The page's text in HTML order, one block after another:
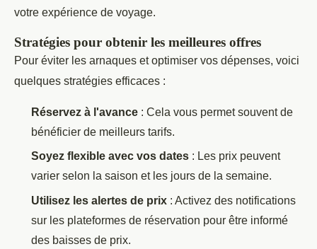
votre expérience de voyage.
Stratégies pour obtenir les meilleures offres
Pour éviter les arnaques et optimiser vos dépenses, voici
quelques stratégies efficaces :
Réservez à l'avance : Cela vous permet souvent de
bénéficier de meilleurs tarifs.
Soyez flexible avec vos dates : Les prix peuvent
varier selon la saison et les jours de la semaine.
Utilisez les alertes de prix : Activez des notifications
sur les plateformes de réservation pour être informé
des baisses de prix.